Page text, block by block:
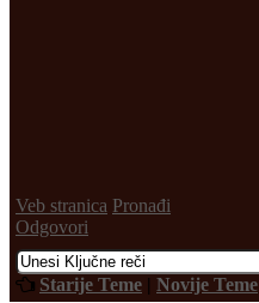
Veb stranica Pronađi
Odgovori
Starije Teme | Novije Teme